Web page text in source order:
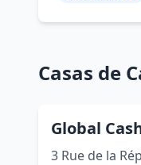
Casas de
Global
3 Rue de la